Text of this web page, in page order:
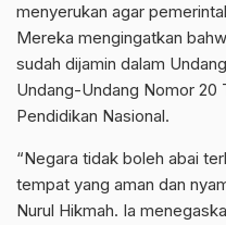
menyerukan agar
Mereka mengingatkan
sudah dijamin dalam
Undang-Undang Nomor 20
Pendidikan Nasional.
“Negara tidak boleh abai
tempat yang aman dan
Nurul Hikmah. Ia